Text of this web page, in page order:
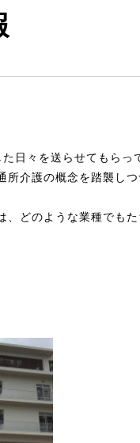
日々を送らせてもらっ
介護の概念を踏襲し
どのような業種でも